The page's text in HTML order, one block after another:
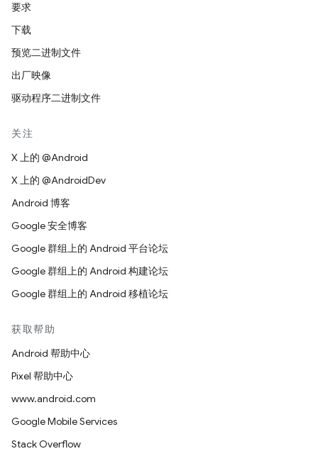
要求
下载
预览二进制文件
出厂映像
驱动程序二进制文件
关注
X 上的 @Android
X 上的 @AndroidDev
Android 博客
Google 安全博客
Google 群组上的 Android 平台论坛
Google 群组上的 Android 构建论坛
Google 群组上的 Android 移植论坛
获取帮助
Android 帮助中心
Pixel 帮助中心
www.android.com
Google Mobile Services
Stack Overflow